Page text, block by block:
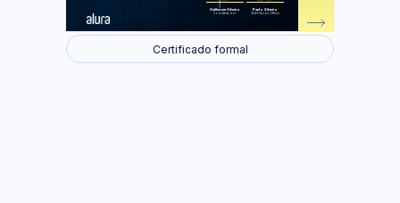
Guilherme Silveira
Coordenador
Paulo Silveira
Chief Vision Officer
Certificado formal